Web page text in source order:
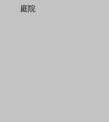
庭院